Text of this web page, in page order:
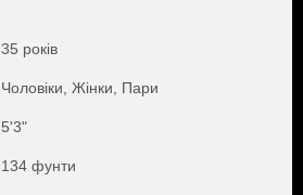
35 років
Чоловіки, Жiнки, Пари
5'3"
134 фунти